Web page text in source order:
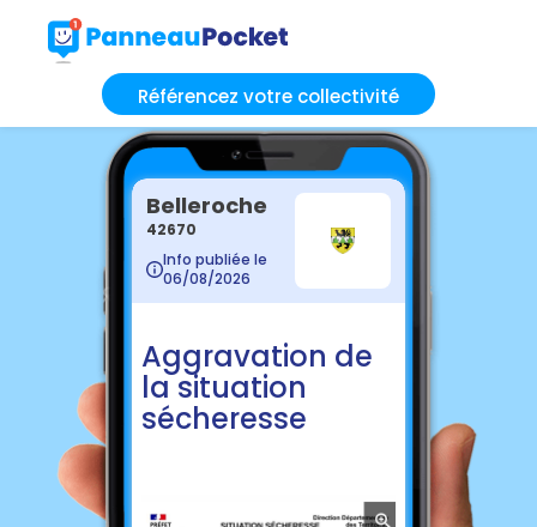
Référencez votre collectivité
Belleroche
42670
Info publiée le
06/08/2026
Aggravation de
la situation
sécheresse